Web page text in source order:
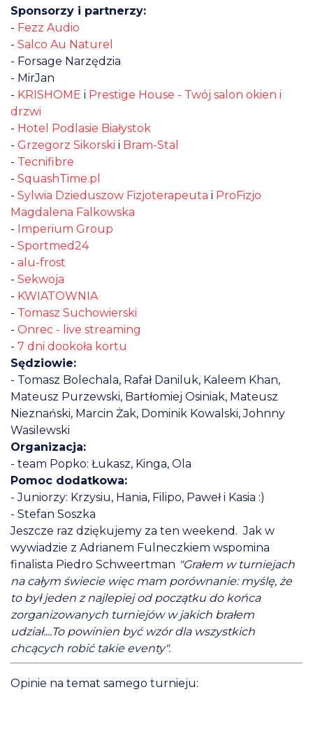
Sponsorzy i partnerzy:
- Fezz Audio
- Salco Au Naturel
- Forsage Narzędzia
- MirJan
- KRISHOME i Prestige House - Twój salon okien i
drzwi
- Hotel Podlasie Białystok
- Grzegorz Sikorski i Bram-Stal
- Tecnifibre
- SquashTime.pl
- Sylwia Dzieduszow Fizjoterapeuta i ProFizjo
Magdalena Falkowska
- Imperium Group
- Sportmed24
- alu-frost
- Sekwoja
- KWIATOWNIA
- Tomasz Suchowierski
- Onrec - live streaming
- 7 dni dookoła kortu
Sędziowie:
- Tomasz Bolechala, Rafał Daniluk, Kaleem Khan,
Mateusz Purzewski, Bartłomiej Osiniak, Mateusz
Nieznański, Marcin Żak, Dominik Kowalski, Johnny
Wasilewski
Organizacja:
- team Popko: Łukasz, Kinga, Ola
Pomoc dodatkowa:
- Juniorzy: Krzysiu, Hania, Filipo, Paweł i Kasia :)
- Stefan Soszka
Jeszcze raz dziękujemy za ten weekend. Jak w
wywiadzie z Adrianem Fulneczkiem wspomina
finalista Piedro Schweertman "Grałem w turniejach
na całym świecie więc mam porównanie: myślę, że
to był jeden z najlepiej od początku do końca
zorganizowanych turniejów w jakich brałem
udział....To powinien być wzór dla wszystkich
chcących robić takie eventy".
Opinie na temat samego turnieju: